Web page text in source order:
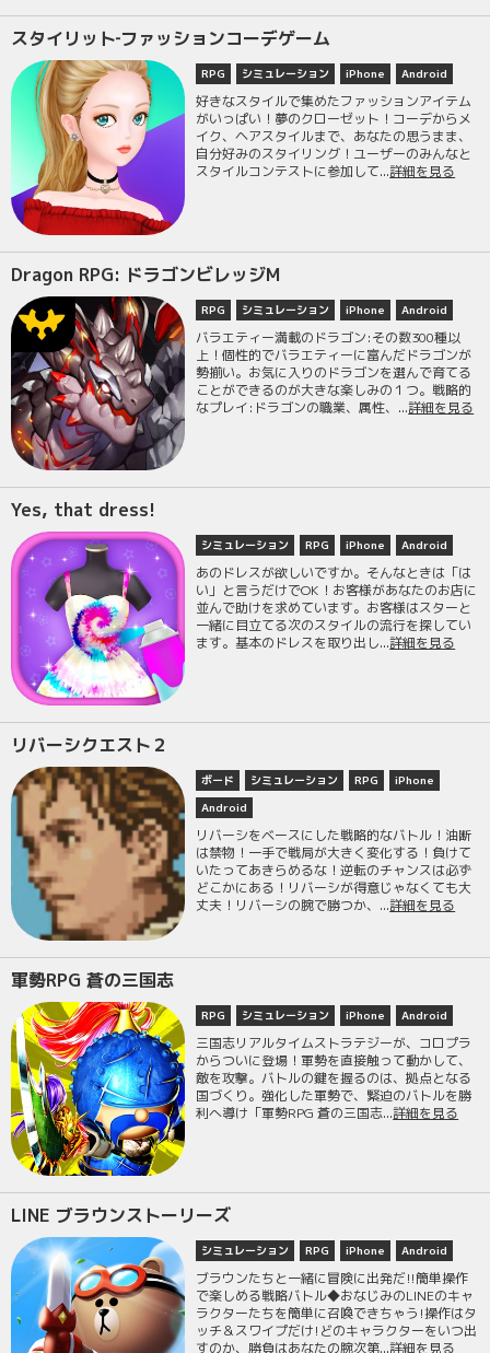
スタイリット‐ファッションコーデゲーム
RPG シミュレーション iPhone Android
好きなスタイルで集めたファッションアイテム
がいっぱい！夢のクローゼット！コーデからメ
イク、ヘアスタイルまで、あなたの思うまま、
自分好みのスタイリング！ユーザーのみんなと
スタイルコンテストに参加して...詳細を見る
Dragon RPG: ドラゴンビレッジM
RPG シミュレーション iPhone Android
バラエティー満載のドラゴン:その数300種以
上！個性的でバラエティーに富んだドラゴンが
勢揃い。お気に入りのドラゴンを選んで育てる
ことができるのが大きな楽しみの１つ。戦略的
なプレイ:ドラゴンの職業、属性、...詳細を見る
Yes, that dress!
シミュレーション RPG iPhone Android
あのドレスが欲しいですか。そんなときは「は
い」と言うだけでOK！お客様があなたのお店に
並んで助けを求めています。お客様はスターと
一緒に目立てる次のスタイルの流行を探してい
ます。基本のドレスを取り出し...詳細を見る
リバーシクエスト２
ボード シミュレーション RPG
iPhone
Android
リバーシをベースにした戦略的なバトル！油断
は禁物！一手で戦局が大きく変化する！負けて
いたってあきらめるな！逆転のチャンスは必ず
どこかにある！リバーシが得意じゃなくても大
丈夫！リバーシの腕で勝つか、...詳細を見る
軍勢RPG 蒼の三国志
RPG シミュレーション iPhone Android
三国志リアルタイムストラテジーが、コロプラ
からついに登場！軍勢を直接触って動かして、
敵を攻撃。バトルの鍵を握るのは、拠点となる
国づくり。強化した軍勢で、緊迫のバトルを勝
利へ導け「軍勢RPG 蒼の三国志...詳細を見る
LINE ブラウンストーリーズ
シミュレーション RPG iPhone Android
ブラウンたちと一緒に冒険に出発だ!!簡単操作
で楽しめる戦略バトル◆おなじみのLINEのキャ
ラクターたちを簡単に召喚できちゃう!操作はタ
ッチ＆スワイプだけ!どのキャラクターをいつ出
すのか、勝負はあなたの腕次第...詳細を見る